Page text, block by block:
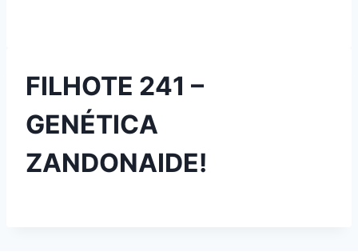
FILHOTE 241 –
GENÉTICA
ZANDONAIDE!